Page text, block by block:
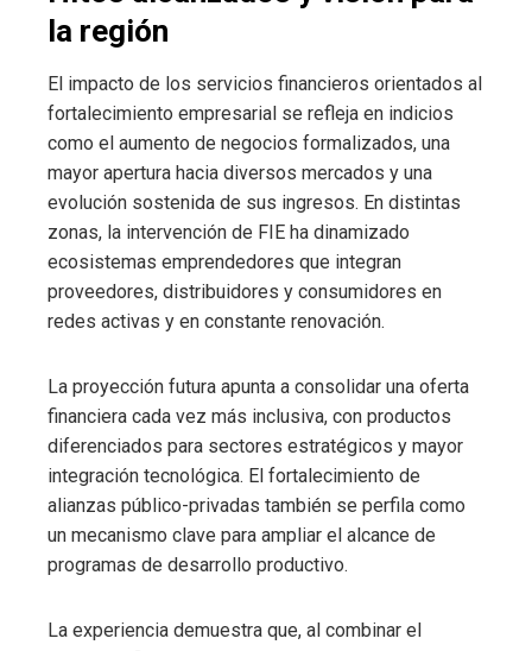
la región
El impacto de los servicios financieros orientados al
fortalecimiento empresarial se refleja en indicios
como el aumento de negocios formalizados, una
mayor apertura hacia diversos mercados y una
evolución sostenida de sus ingresos. En distintas
zonas, la intervención de FIE ha dinamizado
ecosistemas emprendedores que integran
proveedores, distribuidores y consumidores en
redes activas y en constante renovación.
La proyección futura apunta a consolidar una oferta
financiera cada vez más inclusiva, con productos
diferenciados para sectores estratégicos y mayor
integración tecnológica. El fortalecimiento de
alianzas público-privadas también se perfila como
un mecanismo clave para ampliar el alcance de
programas de desarrollo productivo.
La experiencia demuestra que, al combinar el